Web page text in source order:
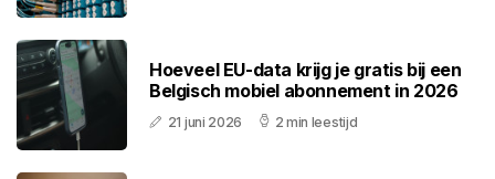
Hoeveel EU-data krijg je gratis bij een
Belgisch mobiel abonnement in 2026
21 juni 2026 2 min leestijd